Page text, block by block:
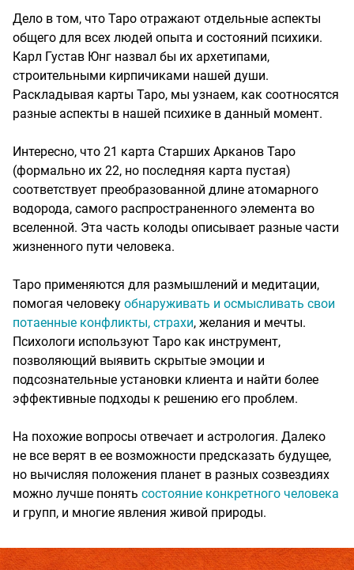
Дело в том, что Таро отражают отдельные аспекты
общего для всех людей опыта и состояний психики.
Карл Густав Юнг назвал бы их архетипами,
строительными кирпичиками нашей души.
Раскладывая карты Таро, мы узнаем, как соотносятся
разные аспекты в нашей психике в данный момент.
Интересно, что 21 карта Старших Арканов Таро
(формально их 22, но последняя карта пустая)
соответствует преобразованной длине атомарного
водорода, самого распространенного элемента во
вселенной. Эта часть колоды описывает разные части
жизненного пути человека.
Таро применяются для размышлений и медитации,
помогая человеку обнаруживать и осмысливать свои
потаенные конфликты, страхи, желания и мечты.
Психологи используют Таро как инструмент,
позволяющий выявить скрытые эмоции и
подсознательные установки клиента и найти более
эффективные подходы к решению его проблем.
На похожие вопросы отвечает и астрология. Далеко
не все верят в ее возможности предсказать будущее,
но вычисляя положения планет в разных созвездиях
можно лучше понять состояние конкретного человека
и групп, и многие явления живой природы.